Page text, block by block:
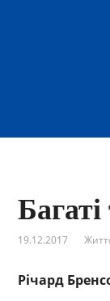
19.12.2017
Річард